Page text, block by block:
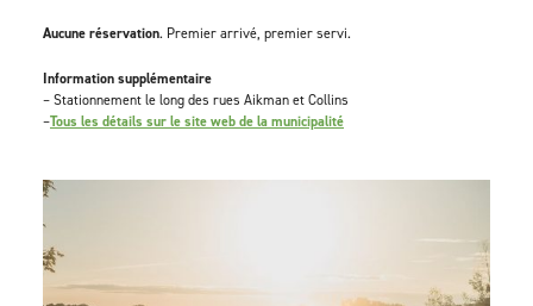
Aucune réservation. Premier arrivé, premier servi.
Information supplémentaire
– Stationnement le long des rues Aikman et Collins
–Tous les détails sur le site web de la municipalité